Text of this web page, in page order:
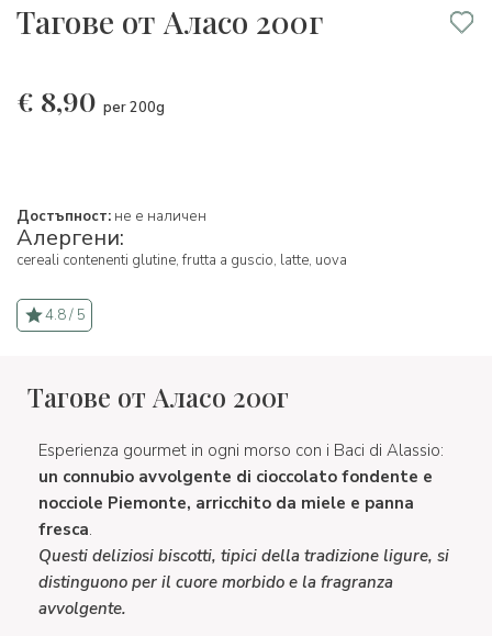
Тагове от Аласо 200г
€ 8,90 per 200g
Достъпност: не е наличен
Алергени:
cereali contenenti glutine,frutta a guscio, latte, uova
4.8 / 5
Тагове от Аласо 200г
Esperienza gourmet in ogni morso con i Baci di Alassio:
un connubio avvolgente di cioccolato fondente e
nocciole Piemonte, arricchito da miele e panna
fresca.
Questi deliziosi biscotti, tipici della tradizione ligure, si
distinguono per il cuore morbido e la fragranza
avvolgente.